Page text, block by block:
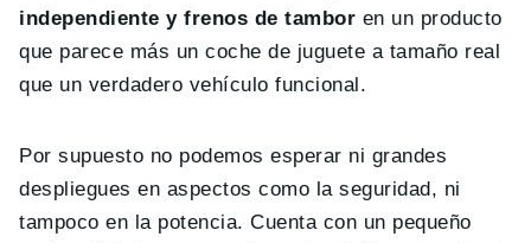
independiente y frenos de tambor en un producto
que parece más un coche de juguete a tamaño real
que un verdadero vehículo funcional.
Por supuesto no podemos esperar ni grandes
despliegues en aspectos como la seguridad, ni
tampoco en la potencia. Cuenta con un pequeño